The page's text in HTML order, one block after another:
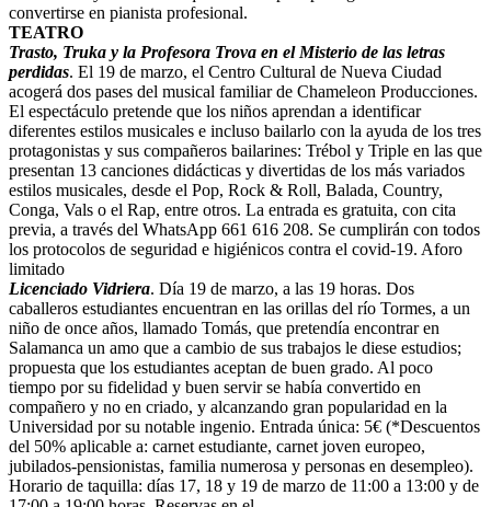
convertirse en pianista profesional.
TEATRO
Trasto, Truka y la Profesora Trova en el Misterio de las letras
perdidas. El 19 de marzo, el Centro Cultural de Nueva Ciudad
acogerá dos pases del musical familiar de Chameleon Producciones.
El espectáculo pretende que los niños aprendan a identificar
diferentes estilos musicales e incluso bailarlo con la ayuda de los tres
protagonistas y sus compañeros bailarines: Trébol y Triple en las que
presentan 13 canciones didácticas y divertidas de los más variados
estilos musicales, desde el Pop, Rock & Roll, Balada, Country,
Conga, Vals o el Rap, entre otros. La entrada es gratuita, con cita
previa, a través del WhatsApp 661 616 208. Se cumplirán con todos
los protocolos de seguridad e higiénicos contra el covid-19. Aforo
limitado
Licenciado Vidriera. Día 19 de marzo, a las 19 horas. Dos
caballeros estudiantes encuentran en las orillas del río Tormes, a un
niño de once años, llamado Tomás, que pretendía encontrar en
Salamanca un amo que a cambio de sus trabajos le diese estudios;
propuesta que los estudiantes aceptan de buen grado. Al poco
tiempo por su fidelidad y buen servir se había convertido en
compañero y no en criado, y alcanzando gran popularidad en la
Universidad por su notable ingenio. Entrada única: 5€ (*Descuentos
del 50% aplicable a: carnet estudiante, carnet joven europeo,
jubilados-pensionistas, familia numerosa y personas en desempleo).
Horario de taquilla: días 17, 18 y 19 de marzo de 11:00 a 13:00 y de